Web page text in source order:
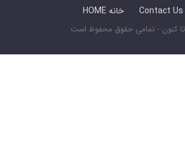
HOME خانه